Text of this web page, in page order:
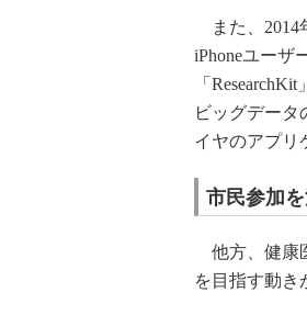
また、2014
iPhoneユーザ
「
ビッグデー
イヤのアプリ
市民参加
他方、健康
を目指す動き